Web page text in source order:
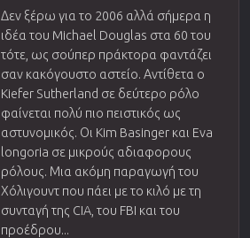
Δεν ξέρω για το 2006 αλλά σήμερα η
ιδέα του Michael Douglas στα 60 του
τότε, ως σούπερ πράκτορα φαντάζει
σαν κακόγουστο αστείο. Αντίθετα ο
Kiefer Sutherland σε δεύτερο ρόλο
φαίνεται πολύ πιο πειστικός ως
αστυνομικός. Οι Kim Basinger και Eva
longoria σε μικρούς αδιαφορους
ρόλους. Μια ακόμη παραγωγή του
Χόλιγουντ που πάει με το κιλό με τη
συνταγή της CIA, του FBI και του
προέδρου...